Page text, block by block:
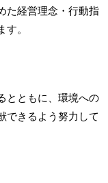
た経営理念・行動指
。
とともに、環境への
できるよう努力して